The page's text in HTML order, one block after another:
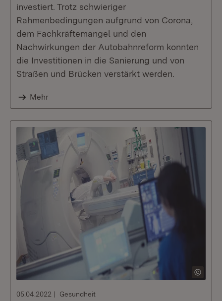
investiert. Trotz schwieriger
Rahmenbedingungen aufgrund von Corona,
dem Fachkräftemangel und den
Nachwirkungen der Autobahnreform konnten
die Investitionen in die Sanierung und von
Straßen und Brücken verstärkt werden.
Mehr
05.04.2022 Gesundheit